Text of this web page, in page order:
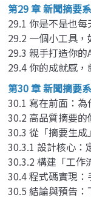
第29 章 新聞摘要
29.1 你是不是也每
29.2 一個小工具，
29.3 親手打造你
29.4 你的成就感，
第30 章 新聞摘要
30.1 寫在前面：
30.2 高品質摘要
30.3 從「摘要生成
30.3.1 設計核心：
30.3.2 構建「工作
30.4 程式碼實現
30.5 結論與預告：